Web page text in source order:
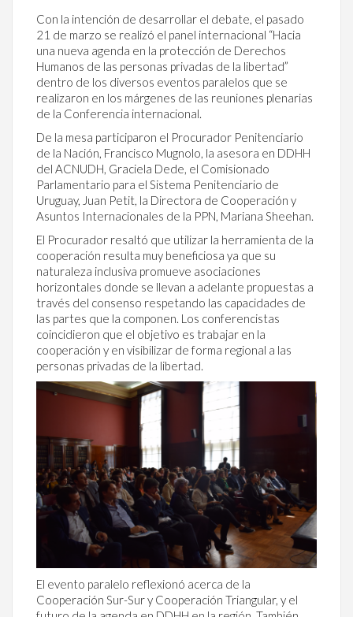
Con la intención de desarrollar el debate, el pasado
21 de marzo se realizó el panel internacional “Hacia
una nueva agenda en la protección de Derechos
Humanos de las personas privadas de la libertad”
dentro de los diversos eventos paralelos que se
realizaron en los márgenes de las reuniones plenarias
de la Conferencia internacional.
De la mesa participaron el Procurador Penitenciario
de la Nación, Francisco Mugnolo, la asesora en DDHH
del ACNUDH, Graciela Dede, el Comisionado
Parlamentario para el Sistema Penitenciario de
Uruguay, Juan Petit, la Directora de Cooperación y
Asuntos Internacionales de la PPN, Mariana Sheehan.
El Procurador resaltó que utilizar la herramienta de la
cooperación resulta muy beneficiosa ya que su
naturaleza inclusiva promueve asociaciones
horizontales donde se llevan a adelante propuestas a
través del consenso respetando las capacidades de
las partes que la componen. Los conferencistas
coincidieron que el objetivo es trabajar en la
cooperación y en visibilizar de forma regional a las
personas privadas de la libertad.
El evento paralelo reflexionó acerca de la
Cooperación Sur-Sur y Cooperación Triangular, y el